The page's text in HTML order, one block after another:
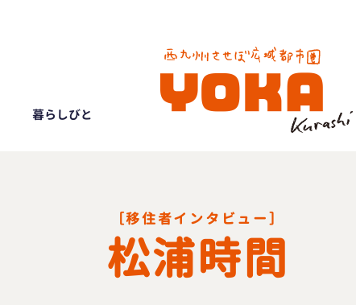
暮らしびと
［移住者インタビュー］
松浦時間